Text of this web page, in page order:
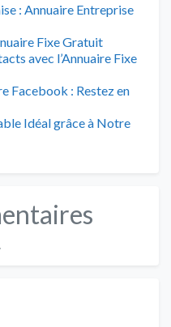
: Annuaire Entreprise
Fixe Gratuit
avec l’Annuaire Fixe
Facebook : Restez en
Idéal grâce à Notre